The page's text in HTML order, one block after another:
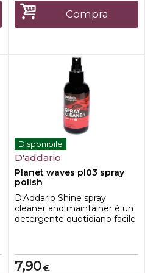
Compra
Disponibile
D'addario
Planet waves pl03 spray
polish
D'Addario Shine spray
cleaner and maintainer è un
detergente quotidiano facile
polvere, le impronte digitali e
le piccole imperfezioni,
€
7,90